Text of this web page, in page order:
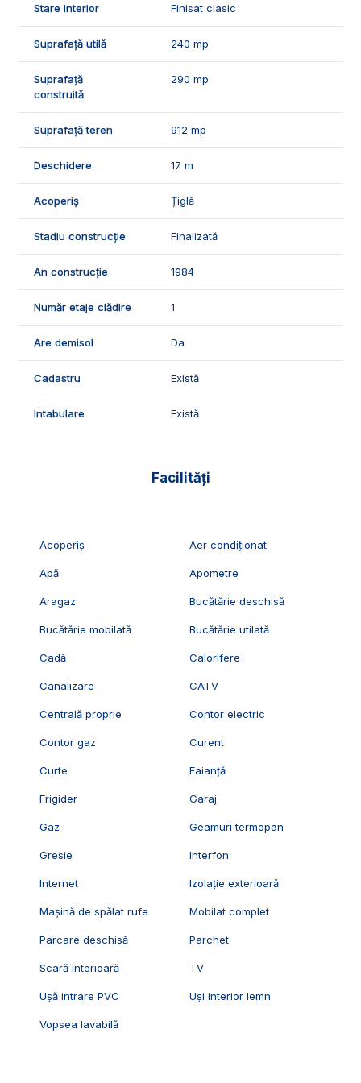
📞Pentru mai multe detalii sau pentru programarea unei
vizionari, suntem disponibili pentru dumneavoastra, Echipa
Exclusiv Imobiliare Alba!
ID Exclusiv - 2231643
Stare interior Finisat clasic
Suprafață utilă 240 mp
Suprafață
construită
290 mp
Suprafață teren 912 mp
Deschidere 17 m
Acoperiș Țiglă
Stadiu construcție Finalizată
An construcție 1984
Număr etaje clădire 1
Are demisol Da
Cadastru Există
Intabulare Există
Facilități
Acoperiș Aer condiționat
Apă Apometre
Aragaz Bucătărie deschisă
Bucătărie mobilată Bucătărie utilată
Cadă Calorifere
Canalizare CATV
Centrală proprie Contor electric
Contor gaz Curent
Curte Faianță
Frigider Garaj
Gaz Geamuri termopan
Gresie Interfon
Internet Izolație exterioară
Mașină de spălat rufe Mobilat complet
Parcare deschisă Parchet
Scară interioară TV
Ușă intrare PVC Uși interior lemn
Vopsea lavabilă